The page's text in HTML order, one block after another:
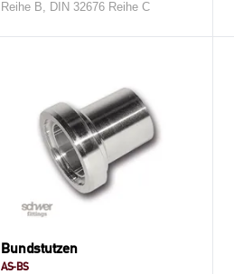
Reihe B, DIN 32676 Reihe C
Bundstutzen
AS-BS